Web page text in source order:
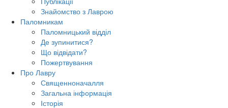
Знайомство з Лаврою
Паломникам
Паломницький відділ
Де зупинитися?
Що відвідати?
Пожертвування
Про Лавру
Священноначалля
Загальна інформація
Історія